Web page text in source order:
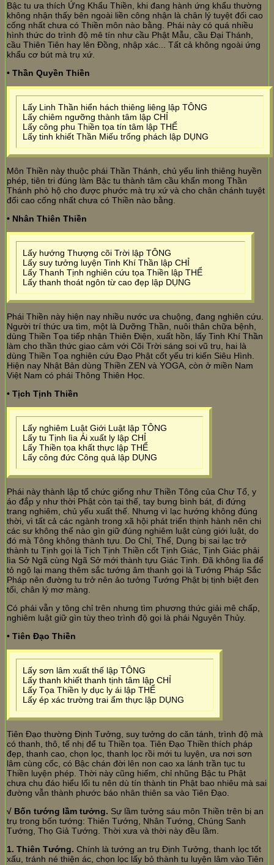
Bậc tu ưa thích Ứng Khẩu Thiền, khi đang hành ứng khẩu thường
không nhận thấy bên ngoài liền công nhận là chân lý tuyệt đối cao
cống nhất chưa có Thiền môn nào bằng. Phái này có quá nhiều
hình thức do trình độ mê tín như cầu Phật Mẫu, cầu Đại Thánh,
cầu Thiên Tiên hay lên Đồng, nhập xác... Tất cả không ngoài ứng
khẩu cơ bút mà trụ xứ.
• Thần Quyền Thiền
Lấy Linh Thần hiển hách thiêng liêng lập TÔNG
Lấy chiêm ngưỡng thành tâm lập CHỈ
Lấy công phu Thiền tọa tín tâm lập THỂ
Lấy tinh khiết Thần Miếu trống phách lập DỤNG
Môn Thiền này thuộc phái Thần Thánh, chủ yếu linh thiêng huyền
phép, tiên tri đúng làm Bậc tu thành tâm cầu khẩn mong Thần
Thánh phò hộ cho được phước mà trụ xứ và cho chân chánh tuyệt
đối cao cống nhất chưa có Thiền nào bằng.
• Nhân Thiên Thiền
Lấy hướng Thượng cõi Trời lập TÔNG
Lấy suy tưởng luyện Tinh Khí Thần lập CHỈ
Lấy Thanh Tịnh nghiên cứu tọa Thiền lập THỂ
Lấy thanh thoát ngôn từ cao đẹp lập DỤNG
Phái Thiền này hiện nay nhiều nước ưa chuộng, đang nghiên cứu.
Người trí thức ưa tìm, một là Dưỡng Thần, nuôi thân chữa bệnh,
dùng Thiền Tọa tiếp nhận Thiên Điện, xuất hồn, lấy Tinh Khí Thần
làm cho thần thức giao cảm với Cõi Trời sáng soi vũ trụ, hai là
dùng Thiền Tọa nghiên cứu Đạo Phật cốt yếu tri kiến Siêu Hình.
Hiện nay Nhật Bản dùng Thiền ZEN và YOGA, còn ở miền Nam
Việt Nam có phái Thông Thiên Học.
• Tịch Tịnh Thiền
Lấy nghiêm Luật Giới Luật lập TÔNG
Lấy tu Tịnh lìa Ái xuất ly lập CHỈ
Lấy Thiền tọa khất thực lập THỂ
Lấy công đức Công quả lập DỤNG
Phái này thành lập tổ chức giống như Thiền Tông của Chư Tổ, y
áo đắp y như thời Phật còn tại thế, tay bưng bình bát, đi đứng
trang nghiêm, chủ yếu xuất thế. Nhưng vì lạc hướng không đúng
thời, vì tất cả các ngành trong xã hội phát triển thịnh hành nên chi
các sư không thể nào gìn giữ đúng nghiêm luật cùng giới luật, do
đó mà Tông không thành tựu. Do Chỉ, Thể, Dụng bị sai lạc trở
thành tu Tịnh gọi là Tịch Tịnh Thiền cốt Tịnh Giác, Tịnh Giác phải
lìa Sở Ngã cùng Ngã Sở mới thành tựu Giác Tịnh. Đã không lìa để
tỏ ngộ lại mang thêm sắc tướng âm thanh gọi là Tướng Pháp Sắc
Pháp nên đường tu trở nên ảo tưởng Tướng Phật bị tịnh biệt đen
tối, chân lý mơ màng.
Có phái vẫn y tông chỉ trên nhưng tìm phương thức giải mê chấp,
nghiêm luật giữ gìn tùy theo trình độ gọi là phái Nguyên Thủy.
• Tiên Đạo Thiền
Lấy sơn lâm xuất thế lập TÔNG
Lấy thanh khiết thanh tịnh tâm lập CHỈ
Lấy Tọa Thiền ly dục ly ái lập THỂ
Lấy ép xác trường trai ẩm thực lập DỤNG
Tiên Đạo thường Định Tưởng, suy tưởng do căn tánh, trình độ mà
có thanh, thô, tế nhị để tu Thiền tọa. Tiên Đạo Thiền thích pháp
đẹp, thanh cao, chọn lọc, thanh lọc rồi mới tu luyện, ưa nơi sơn
lâm cùng cốc, có Bậc chán đời lên non cao xa lánh trần tục tu
Thiền luyện phép. Thời này cũng hiếm, chỉ nhũng Bậc tu Phật
chưa chu đáo hiểu lối tu nên dù tín thành tin Phật bao nhiêu mà sai
đường vẫn thành phước báo nhân thiên sa vào Tiên Đạo.
√ Bốn tướng lầm tưởng. Sự lầm tưởng sáu môn Thiền trên bị an
trụ trong bốn tướng: Thiên Tướng, Nhân Tướng, Chúng Sanh
Tướng, Thọ Giả Tướng. Thời xưa và thời này đều lầm.
1. Thiên Tướng. Chính là tướng an trụ Định Tưởng, thanh lọc tốt
xấu, tránh né thiện ác, chọn lọc lấy bỏ thành tu luyện lâm vào Tiên